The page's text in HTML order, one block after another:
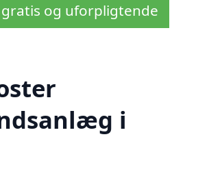
gratis og uforpligtende
i